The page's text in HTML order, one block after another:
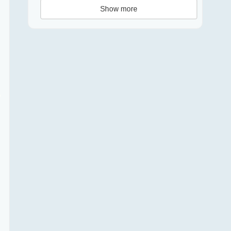
Show more